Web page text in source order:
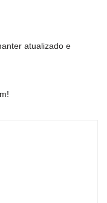
atualizado e